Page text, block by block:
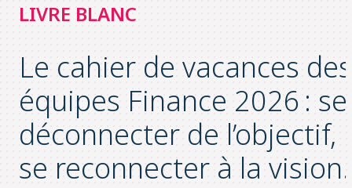
LIVRE BLANC
Le cahier de vacances des
équipes Finance 2026 : se
déconnecter de l’objectif,
se reconnecter à la vision.